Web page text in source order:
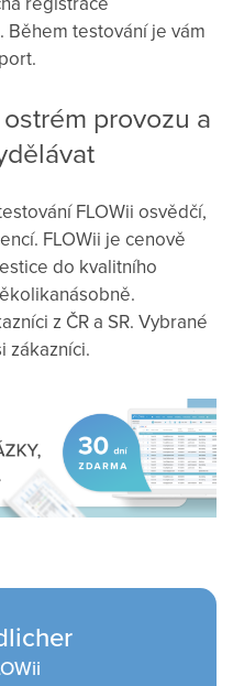
testování je vám
provozu a
FLOWii osvědčí,
FLOWii je cenově
do kvalitního
z ČR a SR. Vybrané
zákazníci.